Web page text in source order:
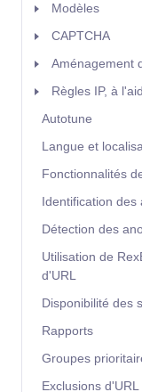
Modèles
CAPTCHA
Aménagement
Règles IP, à
Autotune
Langue et
Fonctionnalités
Identification des
Détection des
Utilisation de
d'URL
Disponibilité des
Rapports
Groupes
Exclusions d'URL